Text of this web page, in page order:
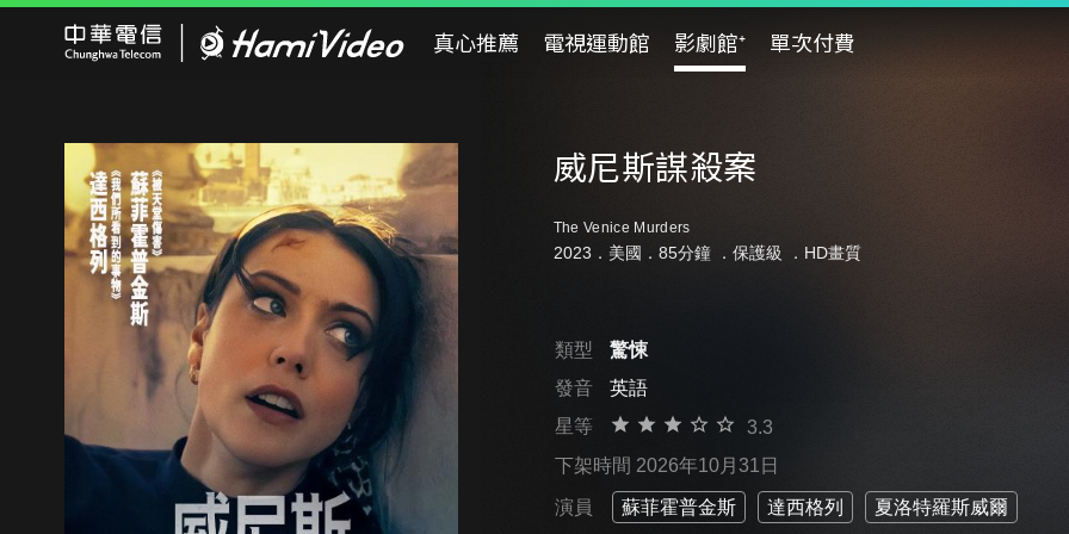
真心推薦 電視運動館 影劇館⁺ 單次付費
威尼斯謀殺案
The Venice Murders
2023．美國．85分鐘 ． 保護級 ．HD畫質
類型
驚悚
發音
英語
星等
3.3
下架時間 2026年10月31日
演員 蘇菲霍普金斯 達西格列 夏洛特羅斯威爾